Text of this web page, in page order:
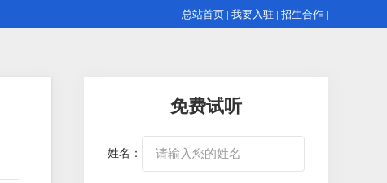
总站首页 | 我要入驻 | 招生合作 |
免费试听
姓名：